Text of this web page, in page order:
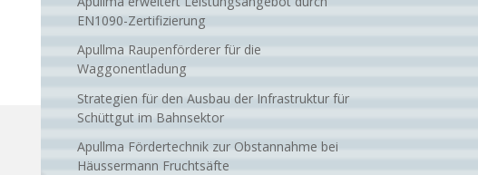
EN1090-Zertifizierung
Apullma Raupenförderer für die
Waggonentladung
Strategien für den Ausbau der Infrastruktur für
Schüttgut im Bahnsektor
Apullma Fördertechnik zur Obstannahme bei
Häussermann Fruchtsäfte